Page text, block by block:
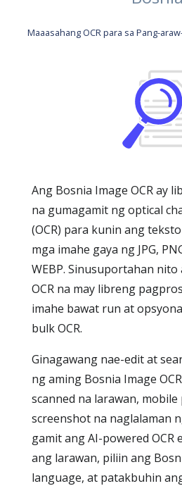
Maaasahang OCR para sa Pang-
Ang Bosnia Image OCR ay
na gumagamit ng optical
(OCR) para kunin ang
mga imahe gaya ng JPG,
WEBP. Sinusuportahan
OCR na may libreng
imahe bawat run at
bulk OCR.
Ginagawang nae-edit at
ng aming Bosnia Image
scanned na larawan,
screenshot na naglalaman
gamit ang AI-powered OCR
ang larawan, piliin ang
language, at patakbuhin